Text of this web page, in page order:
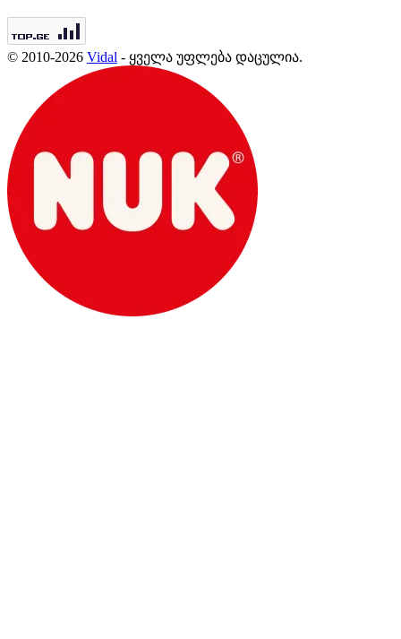
© 2010-2026 Vidal - ყველა უფლება დაცულია.